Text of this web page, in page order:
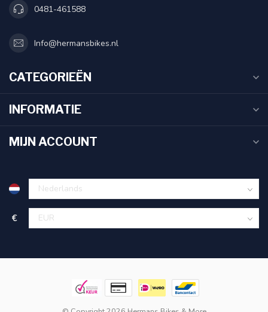
0481-461588
Info@hermansbikes.nl
CATEGORIEËN
INFORMATIE
MIJN ACCOUNT
€